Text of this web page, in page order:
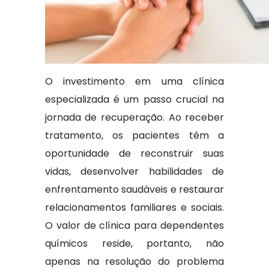
O investimento em uma clínica
especializada é um passo crucial na
jornada de recuperação. Ao receber
tratamento, os pacientes têm a
oportunidade de reconstruir suas
vidas, desenvolver habilidades de
enfrentamento saudáveis ​​e restaurar
relacionamentos familiares e sociais.
O valor de clínica para dependentes
químicos reside, portanto, não
apenas na resolução do problema